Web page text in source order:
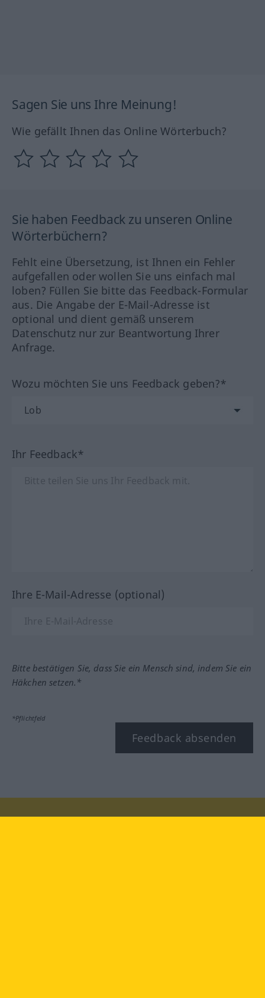
Sagen Sie uns Ihre Meinung!
Wie gefällt Ihnen das Online Wörterbuch?
Sie haben Feedback zu unseren Online
Wörterbüchern?
Fehlt eine Übersetzung, ist Ihnen ein Fehler
aufgefallen oder wollen Sie uns einfach mal
loben? Füllen Sie bitte das Feedback-Formular
aus. Die Angabe der E-Mail-Adresse ist
optional und dient gemäß unserem
Datenschutz nur zur Beantwortung Ihrer
Anfrage.
Wozu möchten Sie uns Feedback geben?*
Ihr Feedback*
Ihre E-Mail-Adresse (optional)
Bitte bestätigen Sie, dass Sie ein Mensch sind, indem Sie ein
Häkchen setzen.*
*Pflichtfeld
Feedback absenden